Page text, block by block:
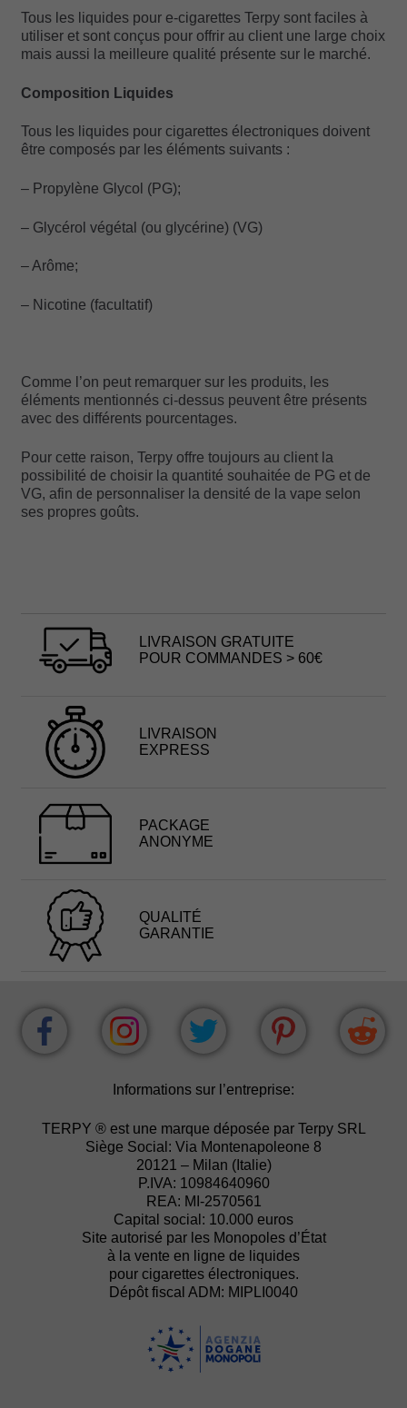
Tous les liquides pour e-cigarettes Terpy sont faciles à
utiliser et sont conçus pour offrir au client une large choix
mais aussi la meilleure qualité présente sur le marché.
Composition Liquides
Tous les liquides pour cigarettes électroniques doivent
être composés par les éléments suivants :
– Propylène Glycol (PG);
– Glycérol végétal (ou glycérine) (VG)
– Arôme;
– Nicotine (facultatif)
Comme l’on peut remarquer sur les produits, les
éléments mentionnés ci-dessus peuvent être présents
avec des différents pourcentages.
Pour cette raison, Terpy offre toujours au client la
possibilité de choisir la quantité souhaitée de PG et de
VG, afin de personnaliser la densité de la vape selon
ses propres goûts.
LIVRAISON GRATUITE
POUR COMMANDES > 60€
LIVRAISON
EXPRESS
PACKAGE
ANONYME
QUALITÉ
GARANTIE
Informations sur l’entreprise:
TERPY ® est une marque déposée par Terpy SRL
Siège Social: Via Montenapoleone 8
20121 – Milan (Italie)
P.IVA: 10984640960
REA: MI-2570561
Capital social: 10.000 euros
Site autorisé par les Monopoles d’État
à la vente en ligne de liquides
pour cigarettes électroniques.
Dépôt fiscal ADM: MIPLI0040